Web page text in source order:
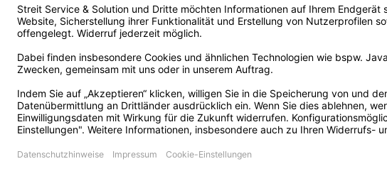
Rechnungsversand
FAQ EUDR
2026 Streit Service & Solution GmbH & Co. KG